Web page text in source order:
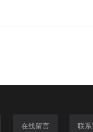
在线留言 联系